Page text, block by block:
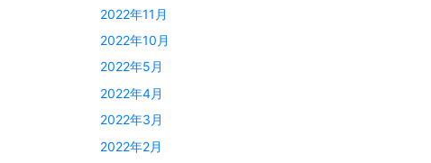
2022年11月
2022年10月
2022年5月
2022年4月
2022年3月
2022年2月